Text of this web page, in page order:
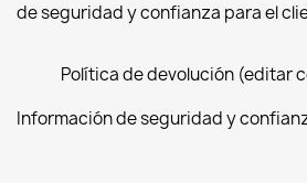
de seguridad y confianza para el
Política de devolución (editar
Información de seguridad y